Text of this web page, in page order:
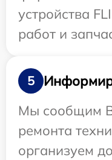
устройства
работ и
5
Мы сообщим
ремонта
организуем